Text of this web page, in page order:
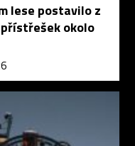
lese postavilo z
okolo